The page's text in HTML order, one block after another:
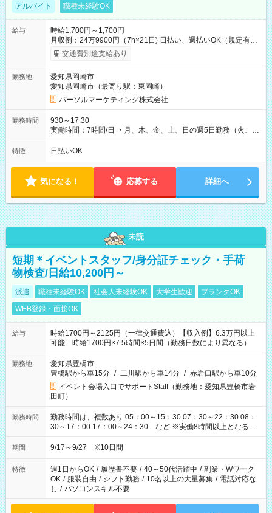
アルバイト 職種未経験OK
給与
時給1,700円～1,700円
月収例：24万9900円（7h×21日) 日払い、週払いOK（規定有
り） 【試用期間】試用期間なし
交通費別途支給あり
勤務地
愛知県岡崎市
愛知県岡崎市（最寄り駅：東岡崎）
パーソルマーケティング株式会社
勤務時間
930～17:30
実働時間：7時間/日 ・月、木、金、土、日の週5日勤務（火、水
は固定休です／夏季、年末年始等、長期休暇有り！） ・ワンシ
フト！ 残業ほぼナシ（0～5h/月）
特徴 日払いOK
気になる！ 応募する 詳細へ
未読
短期＊イベントスタッフ/身分証チェック・手荷
物検査/日給10,200円～
派遣 職種未経験OK 社会人未経験OK 大学生歓迎
ブランクOK
WEB登録・面接OK
給与
時給1700円～2125円（一律交通費込）【収入例】6.3万円以上
可能 時給1700円×7.5時間×5日間（勤務日数により異なる）
勤務地
愛知県豊橋市
豊橋駅から車15分 / 二川駅から車14分 / 赤岩口駅から車10分
イベント会場入口でサポートStaff（勤務地：愛知県豊橋市岩
田町）
勤務時間
勤務時間は、複数あり 05：00～15：30 07：30～22：30 08：
30～17：00 17：00～24：30 など ※実働8時間以上となる勤
務もあります。 【休憩】60分+他休憩あり 交替で取得します。
安全面に配慮しこまめな休憩があります。
期間 9/17～9/27 ※10日間
特徴 週1日からOK / 履歴書不要 / 40～50代活躍中 / 副業・Wワーク
OK / 服装自由 / シフト勤務 / 10名以上の大量募集 / 電話対応な
し / パソコンスキル不要